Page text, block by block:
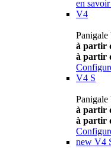
en
V4
à partir
à partir
V4 S
Panigale
à partir
à partir
new V4